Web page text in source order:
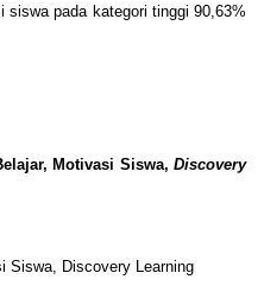
siswa pada kategori tinggi 90,63%
Motivasi Siswa, Discovery
Siswa, Discovery Learning